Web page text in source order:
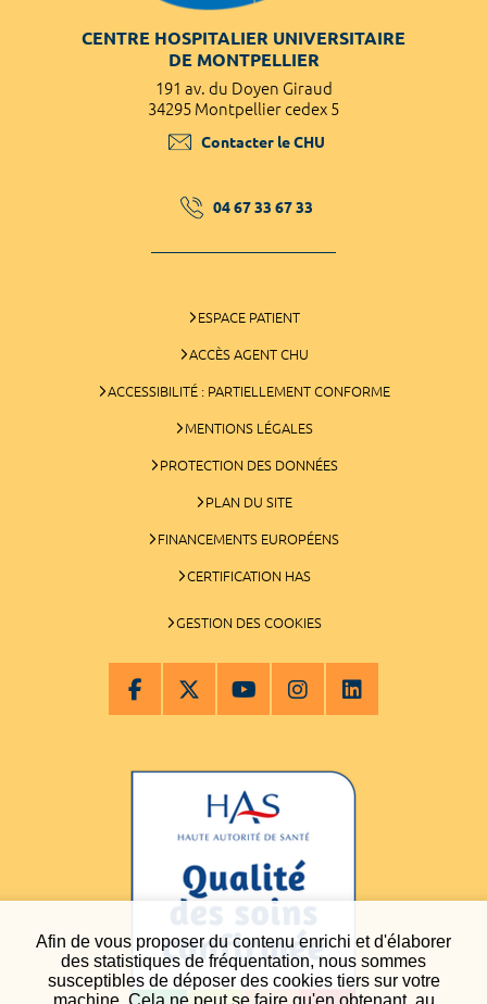
Afin de vous proposer du contenu enrichi et d'élaborer
des statistiques de fréquentation, nous sommes
susceptibles de déposer des cookies tiers sur votre
machine. Cela ne peut se faire qu'en obtenant, au
CENTRE HOSPITALIER UNIVERSITAIRE
DE MONTPELLIER
191 av. du Doyen Giraud
34295 Montpellier cedex 5
Contacter le CHU
04 67 33 67 33
ESPACE PATIENT
ACCÈS AGENT CHU
ACCESSIBILITÉ : PARTIELLEMENT CONFORME
MENTIONS LÉGALES
PROTECTION DES DONNÉES
PLAN DU SITE
FINANCEMENTS EUROPÉENS
CERTIFICATION HAS
GESTION DES COOKIES